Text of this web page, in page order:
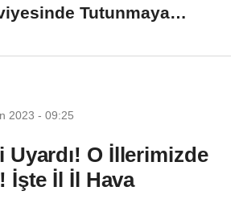
Tutunmaya
2023 - 09:25
Uyardı! O İllerimizde
İşte İl İl Hava